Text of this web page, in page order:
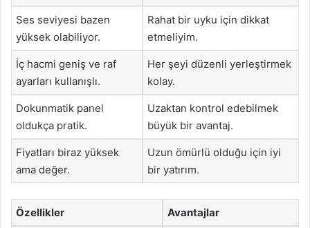
Ses seviyesi bazen
yüksek olabiliyor.
Rahat bir uyku için dikkat
etmeliyim.
İç hacmi geniş ve raf
ayarları kullanışlı.
Her şeyi düzenli yerleştirmek
kolay.
Dokunmatik panel
oldukça pratik.
Uzaktan kontrol edebilmek
büyük bir avantaj.
Fiyatları biraz yüksek
ama değer.
Uzun ömürlü olduğu için iyi
bir yatırım.
Özellikler Avantajlar